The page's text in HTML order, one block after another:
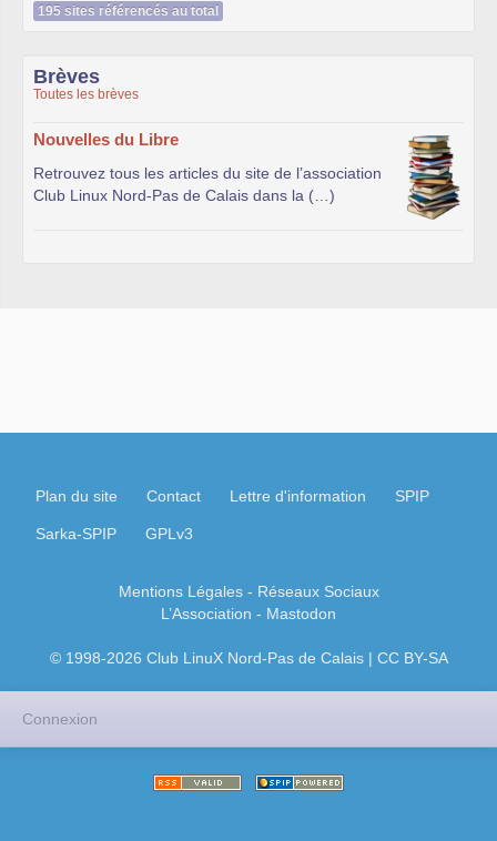
195 sites référencés au total
Brèves
Toutes les brèves
Nouvelles du Libre
Retrouvez tous les articles du site de l’association
Club Linux Nord-Pas de Calais dans la (…)
Plan du site Contact Lettre d'information SPIP
Sarka-SPIP GPLv3
Mentions Légales- Réseaux Sociaux
L’Association - Mastodon
© 1998-2026 Club LinuX Nord-Pas de Calais | CC BY-SA
Connexion